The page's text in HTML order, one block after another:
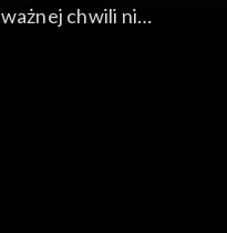
chwili nie
Cezarego do